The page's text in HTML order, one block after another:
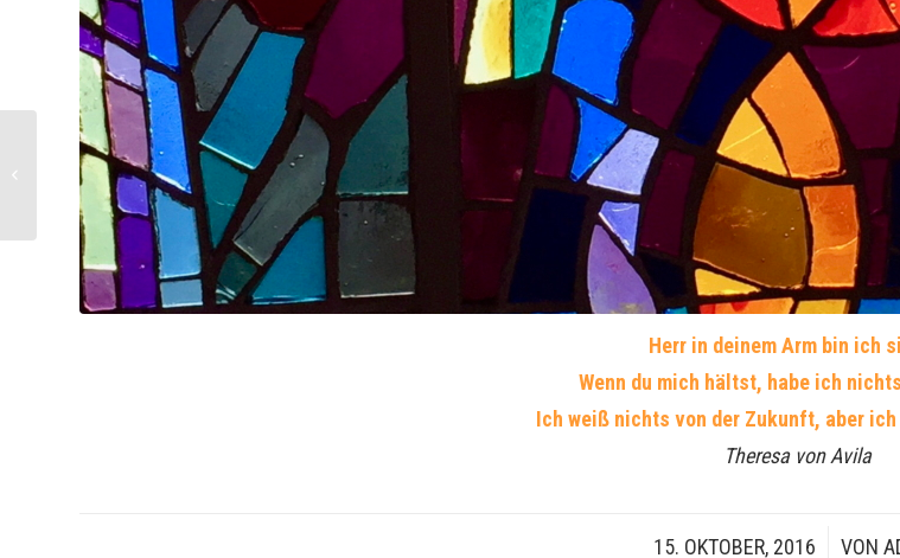
Herr in deinem Arm bin ich
Wenn du mich hältst, habe ich
Ich weiß nichts von der Zukunft, aber
Theresa von Avila
15. OKTOBER, 2016
/ VON
Oktober 9